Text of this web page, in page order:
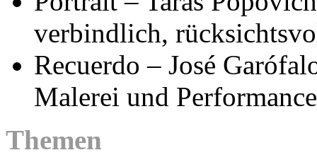
verbindlich,
Recuerdo – José
Malerei und
Themen